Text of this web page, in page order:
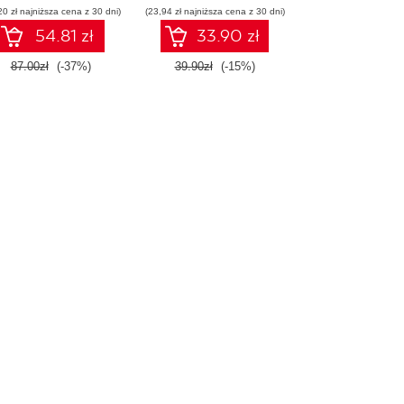
zł najniższa cena z 30 dni)
54.81 zł
87.00zł (-37%)
(23,94 zł najniższa cena z 30 dni)
33.90 zł
39.90zł (-15%)